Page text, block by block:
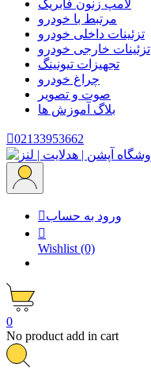
لامپ زنون فابریک
مرتبط با خودرو
تزئینات داخلی خودرو
تزئینات خارجی خودرو
تجهیزات تیونینگ
چراغ خودرو
صوت و تصویر
بلاگ آموزش ها
02133953662
ورود به حساب

Wishlist (0)
0
No product add in cart